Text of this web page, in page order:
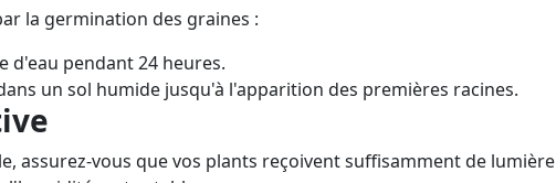
la germination des graines :
d'eau pendant 24 heures.
un sol humide jusqu'à l'apparition des premières racines.
assurez-vous que vos plants reçoivent suffisamment de lumière